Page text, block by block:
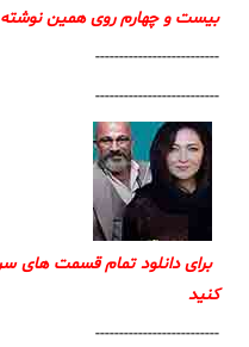
بیست و چهارم روی همین
--------------------------
--------------------------
برای دانلود تمام قسمت های
کنید
--------------------------